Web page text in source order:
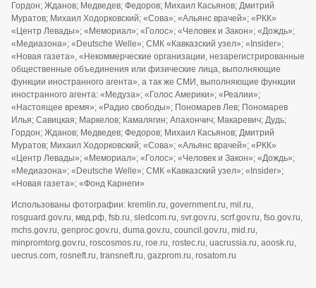
Гордон; Жданов; Медведев; Федоров; Михаил Касьянов; Дмитрий
Муратов; Михаил Ходорковский; «Сова»; «Альянс врачей»; «РКК»
«Центр Левады»; «Мемориал»; «Голос»; «Человек и Закон»; «Дождь»;
«Медиазона»; «Deutsche Welle»; СМК «Кавказский узел»; «Insider»;
«Новая газета», «Некоммерческие организации, незарегистрированные
общественные объединения или физические лица, выполняющие
функции иностранного агента», а так же СМИ, выполняющие функции
иностранного агента: «Медуза»; «Голос Америки»; «Реалии»;
«Настоящее время»; «Радио свободы»; Пономарев Лев; Пономарев
Илья; Савицкая; Маркелов; Камалягин; Апахончич; Макаревич; Дудь;
Гордон; Жданов; Медведев; Федоров; Михаил Касьянов; Дмитрий
Муратов; Михаил Ходорковский; «Сова»; «Альянс врачей»; «РКК»
«Центр Левады»; «Мемориал»; «Голос»; «Человек и Закон»; «Дождь»;
«Медиазона»; «Deutsche Welle»; СМК «Кавказский узел»; «Insider»;
«Новая газета»; «Фонд Карнеги»
Использованы фотографии: kremlin.ru, government.ru, mil.ru,
rosguard.gov.ru, мвд.рф, fsb.ru, sledcom.ru, svr.gov.ru, scrf.gov.ru, fso.gov.ru,
mchs.gov.ru, genproc.gov.ru, duma.gov.ru, council.gov.ru, mid.ru,
minpromtorg.gov.ru, roscosmos.ru, roe.ru, rostec.ru, uacrussia.ru, aoosk.ru,
uecrus.com, rosneft.ru, transneft.ru, gazprom.ru, rosatom.ru